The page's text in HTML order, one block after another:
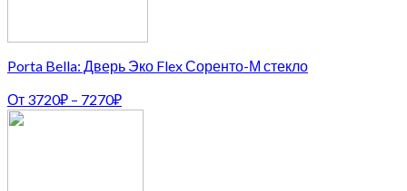
Porta Bella: Дверь Эко Flex Соренто-М стекло
От 3720₽ – 7270₽